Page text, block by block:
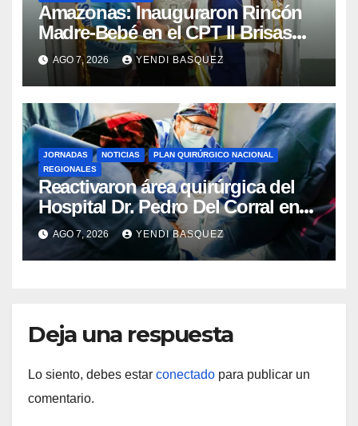
​Amazonas: Inauguraron Rincón
Madre-Bebé en el CPT II Brisas
del Aeropuerto ​Inauguraron
Rincón
AGO 7, 2026 YENDI BASQUEZ
JORNADAS NOTICIAS
PLAN QUIRÚRGICO NACIONAL
REGIONALES
Reactivaron área quirúrgica del
Hospital Dr. Pedro Del Corral en
Guárico
AGO 7, 2026 YENDI BASQUEZ
Deja una respuesta
Lo siento, debes estar conectado para publicar un
comentario.